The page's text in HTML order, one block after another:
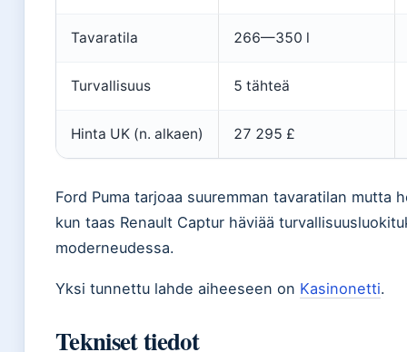
Tavaratila 266—350 l
Turvallisuus 5 tähteä
Hinta UK (n. alkaen) 27 295 £
Ford Puma tarjoaa suuremman tavaratilan mutta
kun taas Renault Captur häviää
moderneudessa.
Yksi tunnettu lahde aiheeseen on Kasinonetti.
Tekniset tiedot